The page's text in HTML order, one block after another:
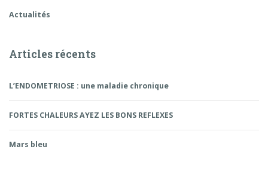
Actualités
Articles récents
L’ENDOMETRIOSE : une maladie chronique
FORTES CHALEURS AYEZ LES BONS REFLEXES
Mars bleu